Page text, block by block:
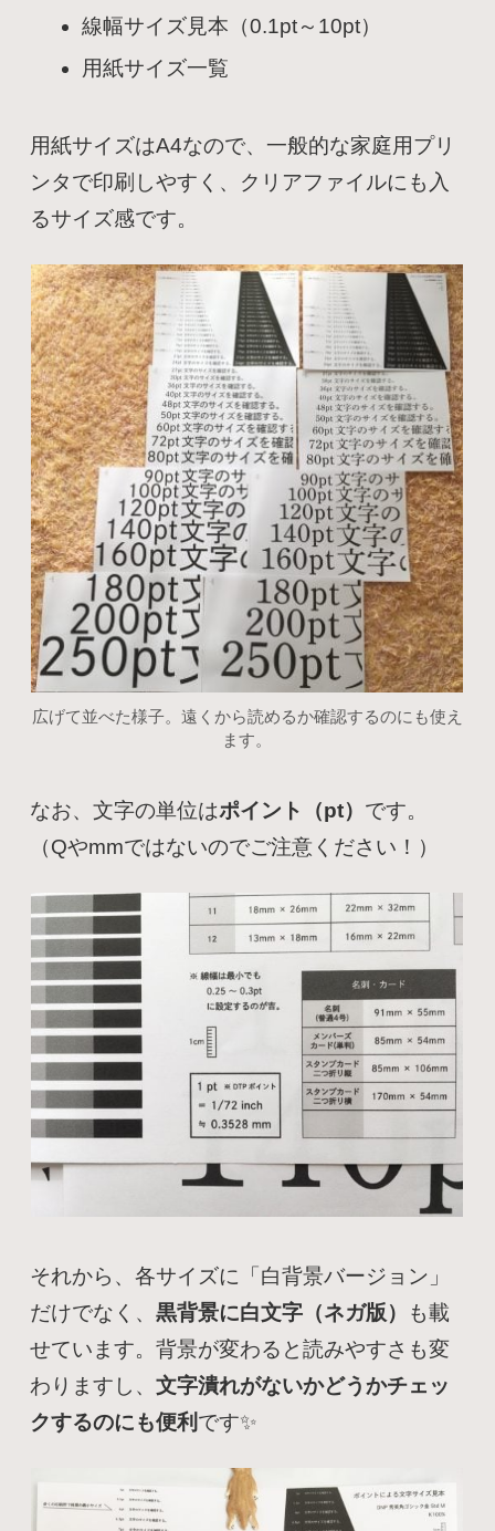
線幅サイズ見本（0.1pt～10pt）
用紙サイズ一覧
用紙サイズはA4なので、一般的な家庭用プリ
ンタで印刷しやすく、クリアファイルにも入
るサイズ感です。
広げて並べた様子。遠くから読めるか確認するのにも使え
ます。
なお、文字の単位はポイント（pt） です。
（Qやmmではないのでご注意ください！）
それから、各サイズに「白背景バージョン」
だけでなく、黒背景に白文字（ネガ版）
も載
せています。背景が変わると読みやすさも変
わりますし、文字潰れがないかどうかチェッ
クするのにも便利 です✨